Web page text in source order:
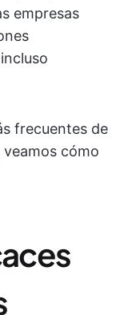
empresas
frecuentes de
cómo